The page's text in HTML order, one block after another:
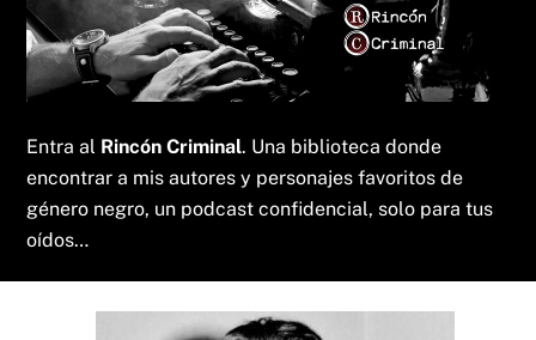
Entra al Rincón Criminal. Una biblioteca donde
encontrar a mis autores y personajes favoritos de
género negro, un podcast confidencial, solo para tus
oídos…